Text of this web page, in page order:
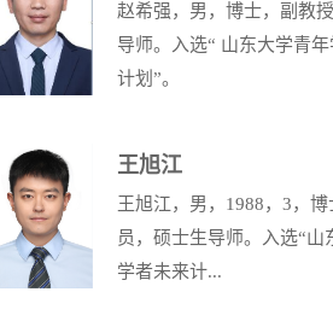
赵希强，男，博士，副教
导师。入选“ 山东大学青
计划”。
王旭江
王旭江，男，1988，3，
员，硕士生导师。入选“山
学者未来计...